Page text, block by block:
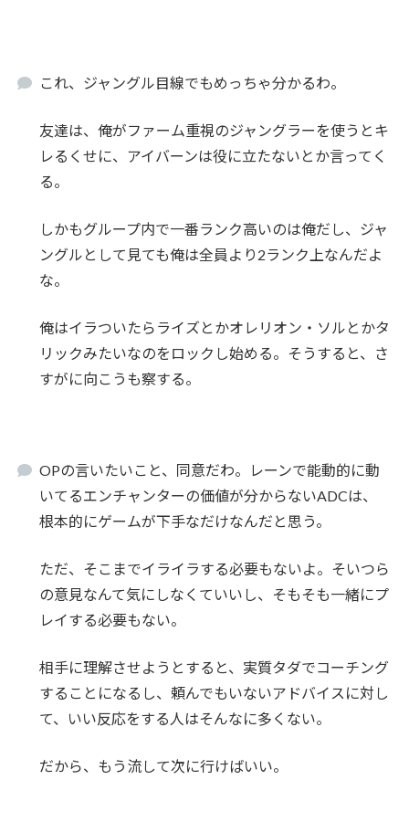
これ、ジャングル目線でもめっちゃ分かるわ。
友達は、俺がファーム重視のジャングラーを使うとキ
レるくせに、アイバーンは役に立たないとか言ってく
る。
しかもグループ内で一番ランク高いのは俺だし、ジャ
ングルとして見ても俺は全員より2ランク上なんだよ
な。
俺はイラついたらライズとかオレリオン・ソルとかタ
リックみたいなのをロックし始める。そうすると、さ
すがに向こうも察する。
OPの言いたいこと、同意だわ。レーンで能動的に動
いてるエンチャンターの価値が分からないADCは、
根本的にゲームが下手なだけなんだと思う。
ただ、そこまでイライラする必要もないよ。そいつら
の意見なんて気にしなくていいし、そもそも一緒にプ
レイする必要もない。
相手に理解させようとすると、実質タダでコーチング
することになるし、頼んでもいないアドバイスに対し
て、いい反応をする人はそんなに多くない。
だから、もう流して次に行けばいい。